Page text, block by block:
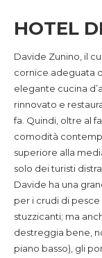
HOTEL
Davide Zunino, il
cornice adeguata
elegante cucina
rinnovato e
fa. Quindi, oltre al
comodità
superiore alla
solo dei turisti
Davide ha una
per i crudi di
stuzzicanti; ma
destreggia bene,
piano basso), gli